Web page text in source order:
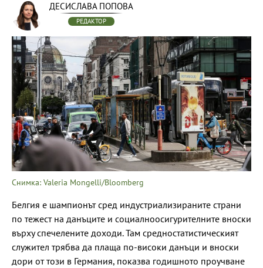
ДЕСИСЛАВА ПОПОВА
РЕДАКТОР
Снимка: Valeria Mongelli/Bloomberg
Белгия е шампионът сред индустриализираните страни
по тежест на данъците и социалноосигурителните вноски
върху спечелените доходи. Там средностатистическият
служител трябва да плаща по-високи данъци и вноски
дори от този в Германия, показва годишното проучване